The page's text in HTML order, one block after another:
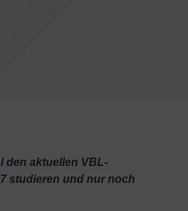
den aktuellen VBL-
studieren und nur noch